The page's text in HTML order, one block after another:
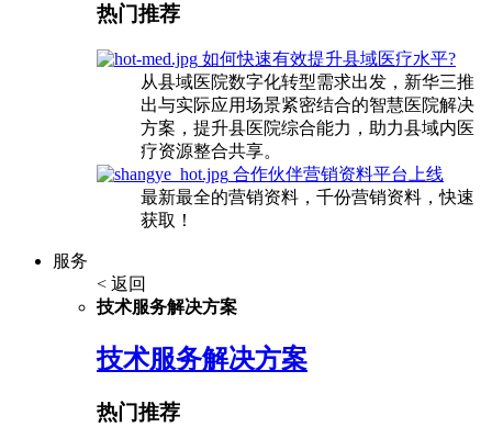
热门推荐
如何快速有效提升县域医疗水平?
从县域医院数字化转型需求出发，新华三推
出与实际应用场景紧密结合的智慧医院解决
方案，提升县医院综合能力，助力县域内医
疗资源整合共享。
合作伙伴营销资料平台上线
最新最全的营销资料，千份营销资料，快速
获取！
服务
< 返回
技术服务解决方案
技术服务解决方案
热门推荐